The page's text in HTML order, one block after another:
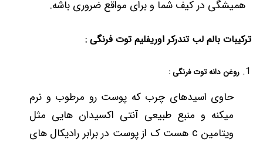
همیشگی در کیف شما و برای مواقع ضروری باشه.
ترکیبات بالم لب تندرکر اوریفلیم توت فرنگی :
روغن دانه توت فرنگی :
حاوی اسیدهای چرب که پوست رو مرطوب و نرم
میکنه و منبع طبیعی آنتی اکسیدان هایی مثل
ویتامین c هست ک از پوست در برابر رادیکال های